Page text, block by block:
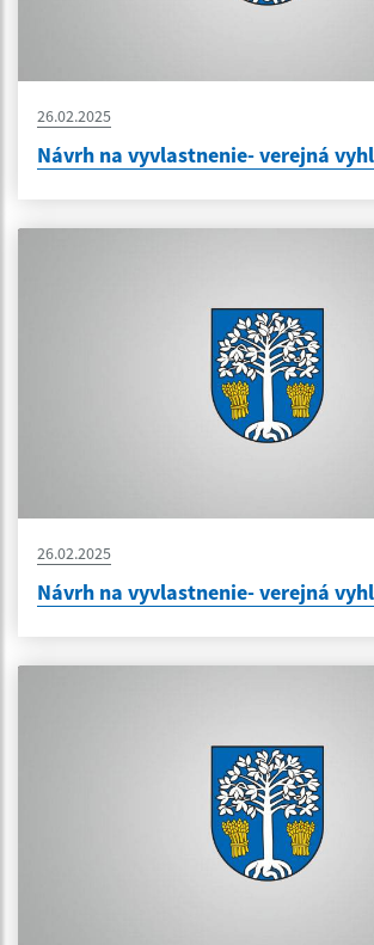
26.02.2025
Návrh na vyvlastnenie- verejná
26.02.2025
Návrh na vyvlastnenie- verejná